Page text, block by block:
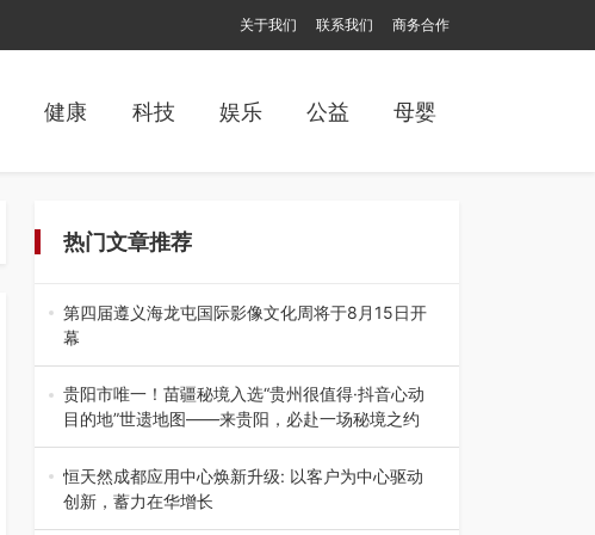
关于我们 联系我们 商务合作
健康 科技 娱乐 公益 母婴
热门文章推荐
第四届遵义海龙屯国际影像文化周将于8月15日开
幕
8月7日，第四届遵义海龙屯国际影像文化周媒体
通气会在世界文化遗产地海龙屯核心景区…
贵阳市唯一！苗疆秘境入选“贵州很值得·抖音心动
目的地”世遗地图——来贵阳，必赴一场秘境之约
2026年7月21日，2026年“贵州很值得”暨抖音“心
动目的地”（贵州站）主题…
恒天然成都应用中心焕新升级: 以客户为中心驱动
创新，蓄力在华增长
融合全球研发实力与本土洞察，深化客户共创，赋